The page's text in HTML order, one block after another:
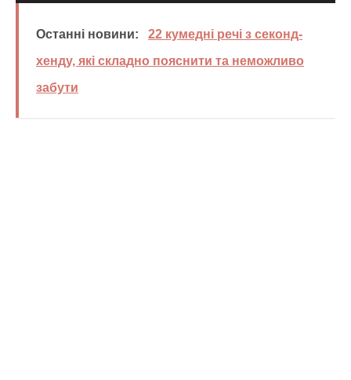
Останні новини:
22 кумедні речі з секонд-
хенду, які складно пояснити та неможливо
забути